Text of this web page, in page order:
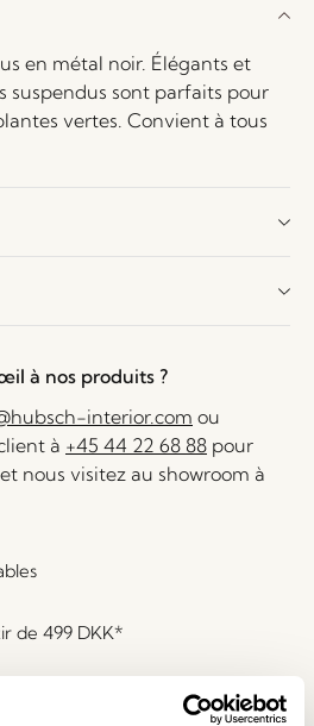
en métal noir. Élégants et
suspendus sont parfaits pour
vertes. Convient à tous
à nos produits ?
interior.com ou
à +45 44 22 68 88 pour
nous visitez au showroom à
de 499 DKK*